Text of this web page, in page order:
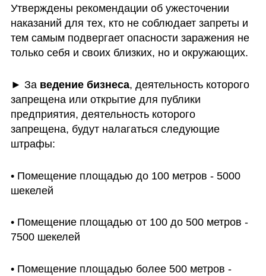
Утверждены рекомендации об ужесточении
наказаний для тех, кто не соблюдает запреты и
тем самым подвергает опасности заражения не
только себя и своих близких, но и окружающих.
► За ведение бизнеса, деятельность которого
запрещена или открытие для публики
предприятия, деятельность которого
запрещена, будут налагаться следующие
штрафы:
• Помещение площадью до 100 метров - 5000
шекелей
• Помещение площадью от 100 до 500 метров -
7500 шекелей
• Помещение площадью более 500 метров -